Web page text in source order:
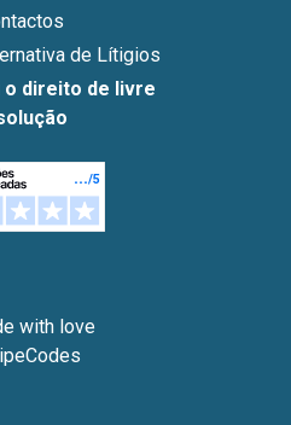
de Lítigios
o direito de livre